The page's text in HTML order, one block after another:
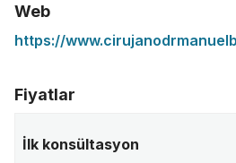
Web
https://
Fiyatlar
İlk konsültasyon